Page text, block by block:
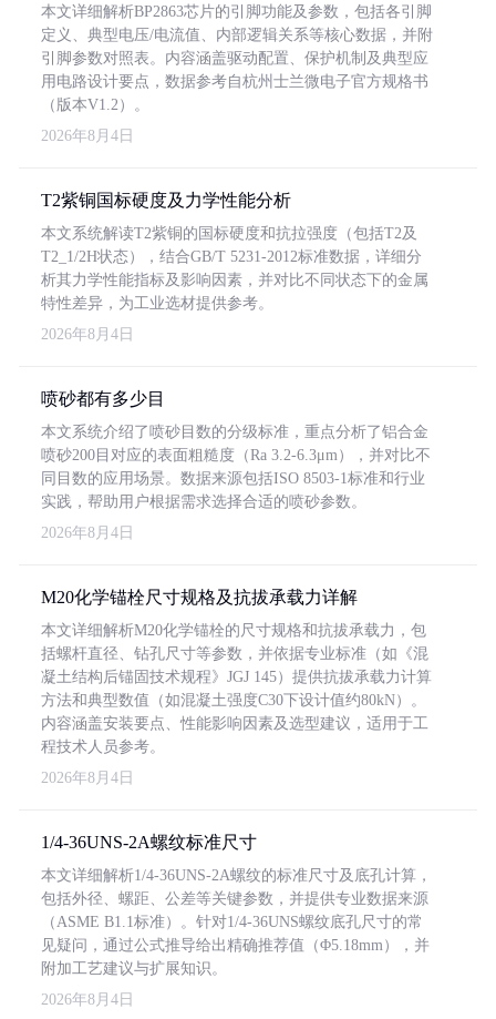
本文详细解析BP2863芯片的引脚功能及参数，包括各引脚
定义、典型电压/电流值、内部逻辑关系等核心数据，并附
引脚参数对照表。内容涵盖驱动配置、保护机制及典型应
用电路设计要点，数据参考自杭州士兰微电子官方规格书
（版本V1.2）。
2026年8月4日
T2紫铜国标硬度及力学性能分析
本文系统解读T2紫铜的国标硬度和抗拉强度（包括T2及
T2_1/2H状态），结合GB/T 5231-2012标准数据，详细分
析其力学性能指标及影响因素，并对比不同状态下的金属
特性差异，为工业选材提供参考。
2026年8月4日
喷砂都有多少目
本文系统介绍了喷砂目数的分级标准，重点分析了铝合金
喷砂200目对应的表面粗糙度（Ra 3.2-6.3μm），并对比不
同目数的应用场景。数据来源包括ISO 8503-1标准和行业
实践，帮助用户根据需求选择合适的喷砂参数。
2026年8月4日
M20化学锚栓尺寸规格及抗拔承载力详解
本文详细解析M20化学锚栓的尺寸规格和抗拔承载力，包
括螺杆直径、钻孔尺寸等参数，并依据专业标准（如《混
凝土结构后锚固技术规程》JGJ 145）提供抗拔承载力计算
方法和典型数值（如混凝土强度C30下设计值约80kN）。
内容涵盖安装要点、性能影响因素及选型建议，适用于工
程技术人员参考。
2026年8月4日
1/4-36UNS-2A螺纹标准尺寸
本文详细解析1/4-36UNS-2A螺纹的标准尺寸及底孔计算，
包括外径、螺距、公差等关键参数，并提供专业数据来源
（ASME B1.1标准）。针对1/4-36UNS螺纹底孔尺寸的常
见疑问，通过公式推导给出精确推荐值（Φ5.18mm），并
附加工艺建议与扩展知识。
2026年8月4日